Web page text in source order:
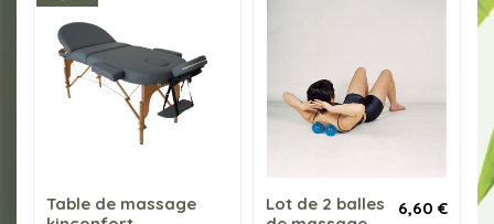
Table de massage
Lot de 2 balles
6,60 €